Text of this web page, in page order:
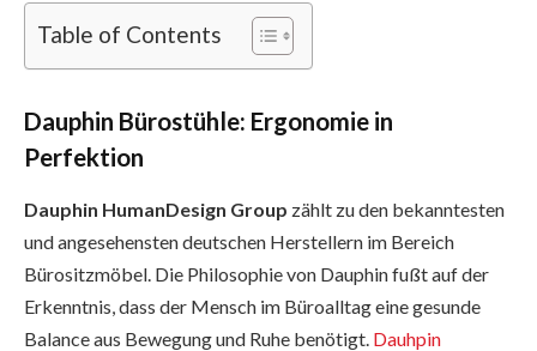
Table of Contents
Dauphin Bürostühle: Ergonomie in
Perfektion
Dauphin HumanDesign Group zählt zu den bekanntesten
und angesehensten deutschen Herstellern im Bereich
Bürositzmöbel. Die Philosophie von Dauphin fußt auf der
Erkenntnis, dass der Mensch im Büroalltag eine gesunde
Balance aus Bewegung und Ruhe benötigt. Dauhpin